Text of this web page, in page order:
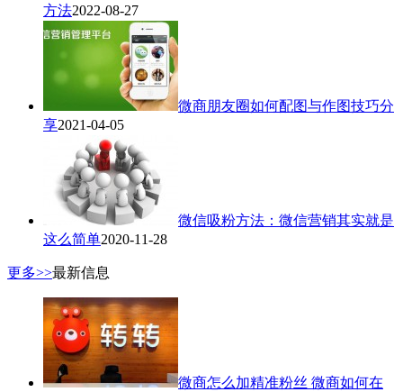
方法2022-08-27
微商朋友圈如何配图与作图技巧分
享2021-04-05
微信吸粉方法：微信营销其实就是
这么简单2020-11-28
更多>>最新信息
微商怎么加精准粉丝 微商如何在